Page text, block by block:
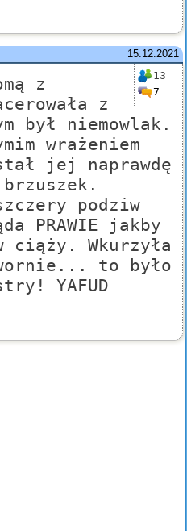
15.12.2021
13
7
z
z
był niemowlak.
wrażeniem
jej naprawdę
podziw
PRAWIE jakby
ciąży. Wkurzyła
to było
YAFUD